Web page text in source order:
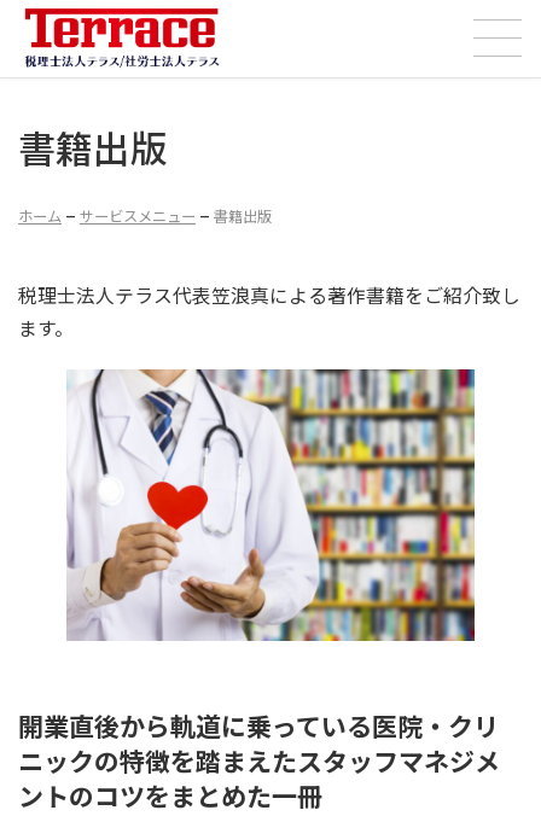
テ
ゲ
書籍出版
ホーム – サービスメニュー – 書籍出版
税理士法人テラス代表笠浪真による著作書籍をご紹介致し
ます。
開業直後から軌道に乗っている医院・クリ
ニックの特徴を踏まえたスタッフマネジメ
ントのコツをまとめた一冊